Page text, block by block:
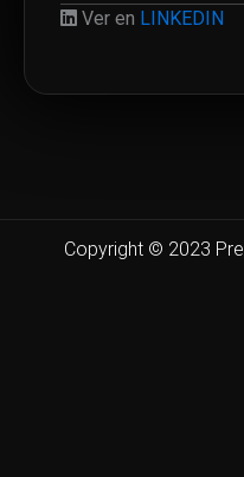
Ver en LINKEDIN
Copyright © 2023